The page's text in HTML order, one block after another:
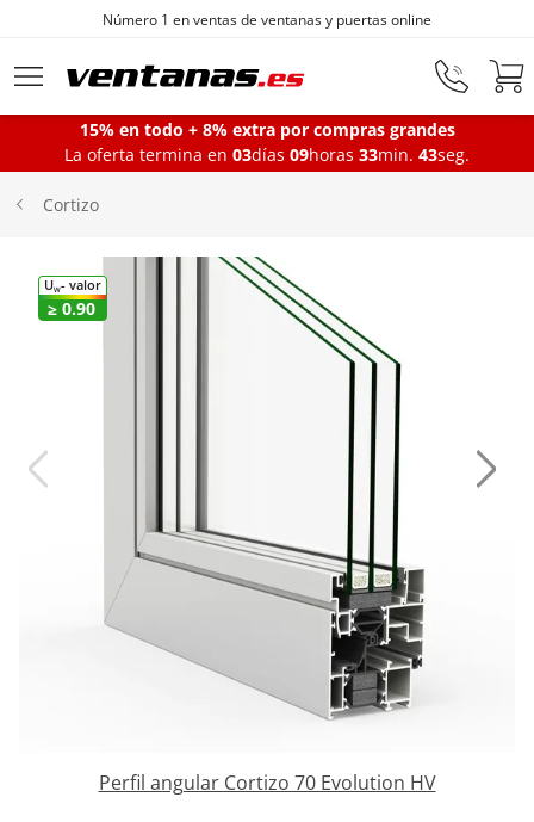
Ir al contenido principal
Número 1 en ventas de ventanas y puertas online
Ventanas
Balconeras
Contacta con nosotros
15% en todo + 8% extra por compras grandes
La oferta termina en 03días 09horas 33min. 43seg.
Cortizo
UW- valor
≥ 0.90
Perfil angular Cortizo 70 Evolution HV